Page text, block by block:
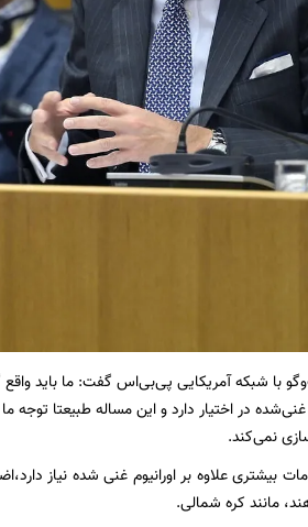
با شبکه آمریکایی پی‌بی‌اس گفت: ما باید واقع
غنی‌شده در اختیار دارد و این مساله طبیعتا
نمی‌کند.
بیشتری علاوه بر اورانیوم غنی شده نیاز
مانند کره شمالی.